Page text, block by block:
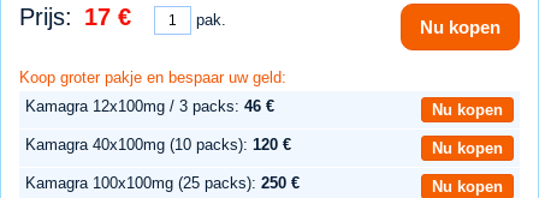
Prijs: 17 € pak. Nu kopen
Koop groter pakje en bespaar uw geld:
Kamagra 12x100mg / 3 packs: 46 €
Nu kopen
Kamagra 40x100mg (10 packs): 120 €
Nu kopen
Kamagra 100x100mg (25 packs): 250 €
Nu kopen